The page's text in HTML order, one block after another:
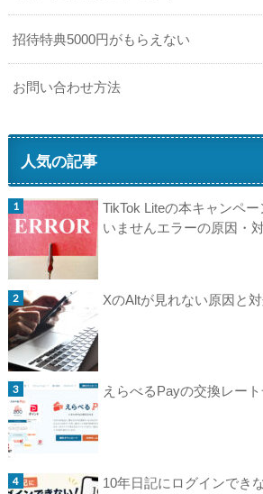
招待特典5000円がもらえない
お問い合わせ方法
人気の記事
TikTok Liteの本キャンペ
いませんエラーの原因・
XのAltが見れない原因と
えらべるPayの交換レー
10年日記にログインでき